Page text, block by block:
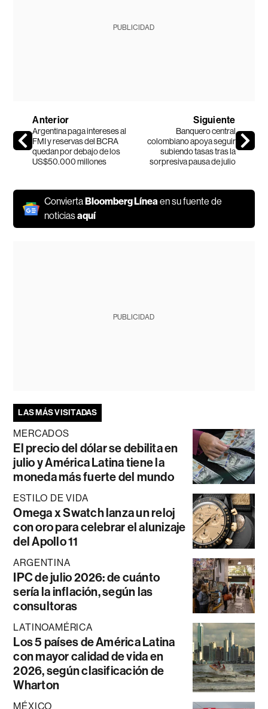
PUBLICIDAD
Anterior
Argentina paga intereses al
FMI y reservas del BCRA
quedan por debajo de los
US$50.000 millones
Siguiente
Banquero central
colombiano apoya seguir
subiendo tasas tras la
sorpresiva pausa de julio
ConviertaBloomberg Líneaen su fuente de
noticiasaquí
PUBLICIDAD
LAS MÁS VISITADAS
MERCADOS
El precio del dólar se debilita en
julio y América Latina tiene la
moneda más fuerte del mundo
ESTILO DE VIDA
Omega x Swatch lanza un reloj
con oro para celebrar el alunizaje
del Apollo 11
ARGENTINA
IPC de julio 2026: de cuánto
sería la inflación, según las
consultoras
LATINOAMÉRICA
Los 5 países de América Latina
con mayor calidad de vida en
2026, según clasificación de
Wharton
MÉXICO